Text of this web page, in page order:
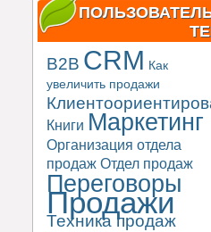
B2B CRM Как
увеличить продажи
Книги Маркетинг
Организация отдела
продаж Отдел продаж
Переговоры
Продажи
Техника продаж